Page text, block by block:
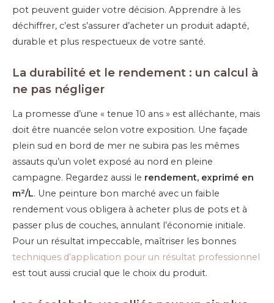
pot peuvent guider votre décision. Apprendre à les
déchiffrer, c’est s’assurer d’acheter un produit adapté,
durable et plus respectueux de votre santé.
La durabilité et le rendement : un calcul à
ne pas négliger
La promesse d’une « tenue 10 ans » est alléchante, mais
doit être nuancée selon votre exposition. Une façade
plein sud en bord de mer ne subira pas les mêmes
assauts qu’un volet exposé au nord en pleine
campagne. Regardez aussi le rendement, exprimé en
m²/L. Une peinture bon marché avec un faible
rendement vous obligera à acheter plus de pots et à
passer plus de couches, annulant l’économie initiale.
Pour un résultat impeccable, maîtriser les bonnes
techniques d’application pour un résultat professionnel
est tout aussi crucial que le choix du produit.